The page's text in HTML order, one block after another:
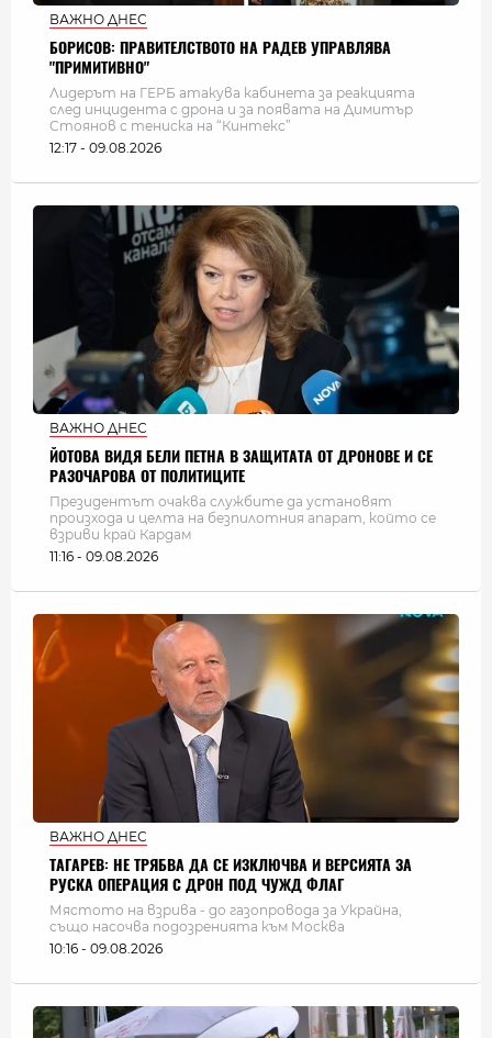
ВАЖНО ДНЕС
БОРИСОВ: ПРАВИТЕЛСТВОТО НА РАДЕВ УПРАВЛЯВА
"ПРИМИТИВНО"
Лидерът на ГЕРБ атакува кабинета за реакцията
след инцидента с дрона и за появата на Димитър
Стоянов с тениска на “Кинтекс”
12:17 - 09.08.2026
ВАЖНО ДНЕС
ЙОТОВА ВИДЯ БЕЛИ ПЕТНА В ЗАЩИТАТА ОТ ДРОНОВЕ И СЕ
РАЗОЧАРОВА ОТ ПОЛИТИЦИТЕ
Президентът очаква службите да установят
произхода и целта на безпилотния апарат, който се
взриви край Кардам
11:16 - 09.08.2026
ВАЖНО ДНЕС
ТАГАРЕВ: НЕ ТРЯБВА ДА СЕ ИЗКЛЮЧВА И ВЕРСИЯТА ЗА
РУСКА ОПЕРАЦИЯ С ДРОН ПОД ЧУЖД ФЛАГ
Мястото на взрива - до газопровода за Украйна,
също насочва подозренията към Москва
10:16 - 09.08.2026